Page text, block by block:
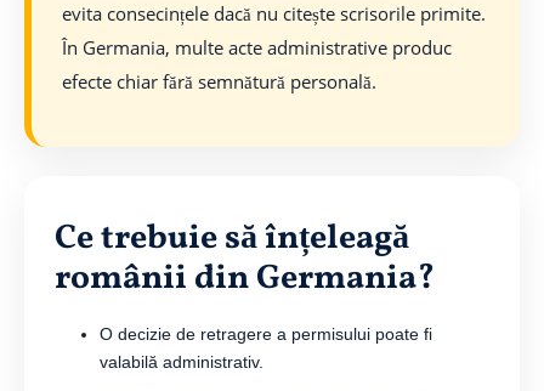
evita consecințele dacă nu citește scrisorile primite.
În Germania, multe acte administrative produc
efecte chiar fără semnătură personală.
Ce trebuie să înțeleagă
românii din Germania?
O decizie de retragere a permisului poate fi
valabilă administrativ.